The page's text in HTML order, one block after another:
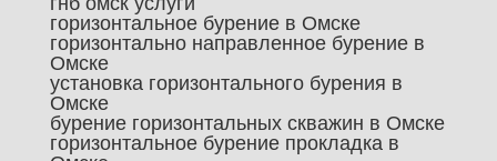
горизонтальное бурение в Омске
горизонтально направленное бурение в
Омске
установка горизонтального бурения в
Омске
бурение горизонтальных скважин в Омске
горизонтальное бурение прокладка в